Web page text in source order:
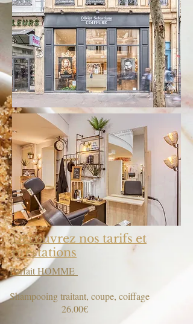
Découvrez nos tarifs et
prestations
Forfait HOMME
Shampooing traitant, coupe, coiffage
26.00€